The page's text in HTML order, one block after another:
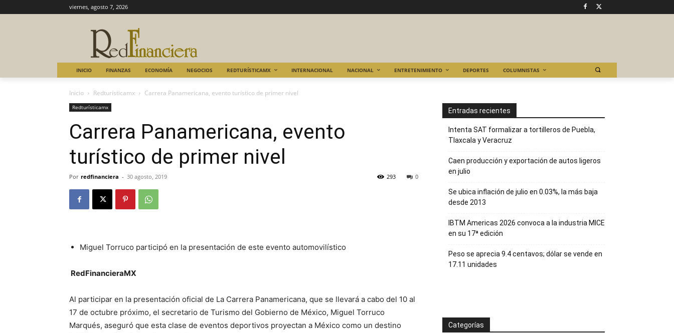
viernes, agosto 7, 2026
INICIO FINANZAS ECONOMÍA NEGOCIOS REDTURÍSTICAMX INTERNACIONAL NACIONAL ENTRETENIMIENTO DEPORTES COLUMNISTAS
Inicio Redturísticamx Carrera Panamericana, evento turístico de primer nivel
Redturísticamx
Carrera Panamericana, evento
turístico de primer nivel
Por redfinanciera - 30 agosto, 2019 0
293
Miguel Torruco participó en la presentación de este evento automovilístico
RedFinancieraMX
Al participar en la presentación oficial de La Carrera Panamericana, que se llevará a cabo del 10 al
17 de octubre próximo, el secretario de Turismo del Gobierno de México, Miguel Torruco
Marqués, aseguró que esta clase de eventos deportivos proyectan a México como un destino
Entradas recientes
Intenta SAT formalizar a tortilleros de Puebla,
Tlaxcala y Veracruz
Caen producción y exportación de autos ligeros
en julio
Se ubica inflación de julio en 0.03%, la más baja
desde 2013
IBTM Americas 2026 convoca a la industria MICE
en su 17ª edición
Peso se aprecia 9.4 centavos; dólar se vende en
17.11 unidades
Categorías